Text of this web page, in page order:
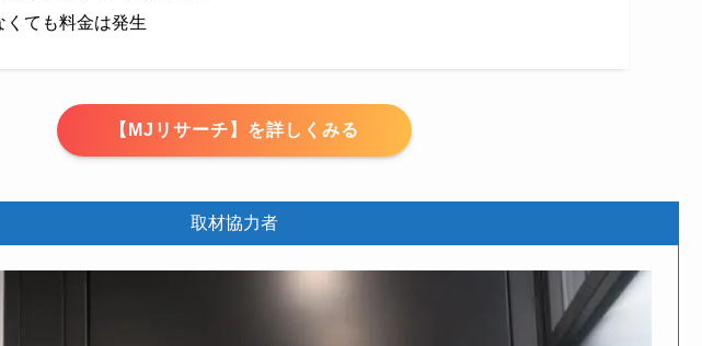
くても料金は発生
【MJリサーチ】を詳しくみる
取材協力者